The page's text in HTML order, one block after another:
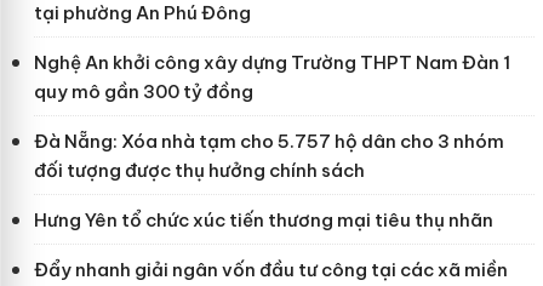
tại phường An Phú Đông
Nghệ An khởi công xây dựng Trường THPT Nam Đàn 1
quy mô gần 300 tỷ đồng
Đà Nẵng: Xóa nhà tạm cho 5.757 hộ dân cho 3 nhóm
đối tượng được thụ hưởng chính sách
Hưng Yên tổ chức xúc tiến thương mại tiêu thụ nhãn
Đẩy nhanh giải ngân vốn đầu tư công tại các xã miền